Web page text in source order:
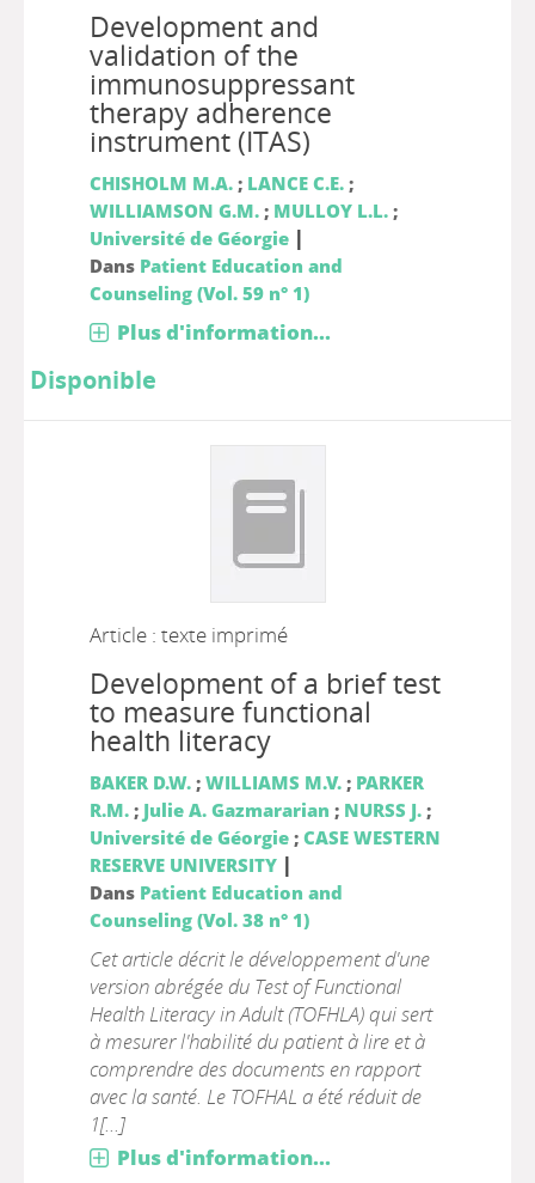
Development and
validation of the
immunosuppressant
therapy adherence
instrument (ITAS)
CHISHOLM M.A.; LANCE C.E.;
WILLIAMSON G.M.; MULLOY L.L.;
Université de Géorgie |
Dans Patient Education and
Counseling (Vol. 59 n° 1)
Plus d'information...
Disponible
Article : texte imprimé
Development of a brief test
to measure functional
health literacy
BAKER D.W.; WILLIAMS M.V.; PARKER
R.M.; Julie A. Gazmararian ; NURSS J.;
Université de Géorgie; CASE WESTERN
RESERVE UNIVERSITY |
Dans Patient Education and
Counseling (Vol. 38 n° 1)
Cet article décrit le développement d'une
version abrégée du Test of Functional
Health Literacy in Adult (TOFHLA) qui sert
à mesurer l'habilité du patient à lire et à
comprendre des documents en rapport
avec la santé. Le TOFHAL a été réduit de
1[...]
Plus d'information...